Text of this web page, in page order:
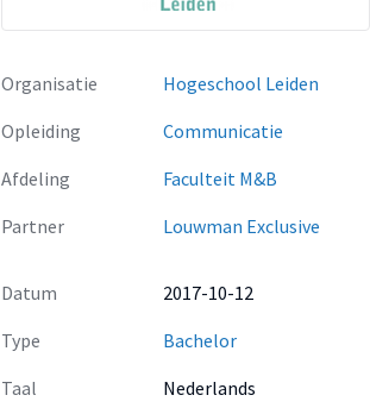
Organisatie
Hogeschool Leiden
Opleiding
Communicatie
Afdeling
Faculteit M&B
Partner
Louwman Exclusive
Datum
2017-10-12
Type
Bachelor
Taal
Nederlands